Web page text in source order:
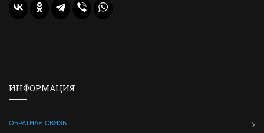
ИНФОРМАЦИЯ
ОБРАТНАЯ СВЯЗЬ